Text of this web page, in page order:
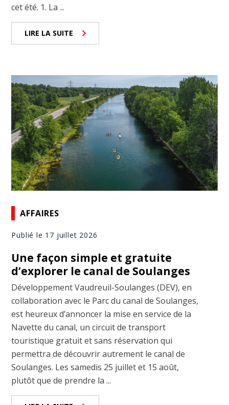
cet été. 1. La ...
LIRE LA SUITE
AFFAIRES
Publié le 17 juillet 2026
Une façon simple et gratuite
d’explorer le canal de Soulanges
Développement Vaudreuil-Soulanges (DEV), en
collaboration avec le Parc du canal de Soulanges,
est heureux d’annoncer la mise en service de la
Navette du canal, un circuit de transport
touristique gratuit et sans réservation qui
permettra de découvrir autrement le canal de
Soulanges. Les samedis 25 juillet et 15 août,
plutôt que de prendre la ...